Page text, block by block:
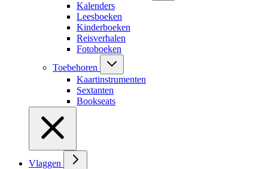
Kalenders
Leesboeken
Kinderboeken
Reisverhalen
Fotoboeken
Toebehoren
Kaartinstrumenten
Sextanten
Bookseats
Vlaggen